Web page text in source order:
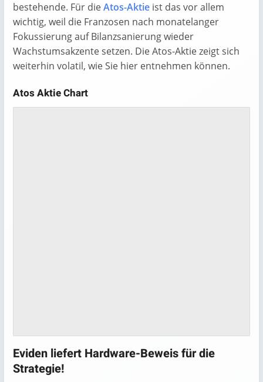
bestehende. Für dieAtos-Aktie ist das vor allem
wichtig, weil die Franzosen nach monatelanger
Fokussierung auf Bilanzsanierung wieder
Wachstums­akzente setzen. Die Atos-Aktie zeigt sich
weiterhin volatil, wie Sie hier entnehmen können.
Atos Aktie Chart
Eviden liefert Hardware-Beweis für die
Strategie!